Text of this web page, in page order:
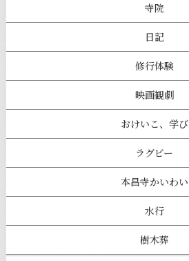
寺院
日記
修行体験
映画観劇
おけいこ、学び
ラグビー
本昌寺かいわい
水行
樹木葬